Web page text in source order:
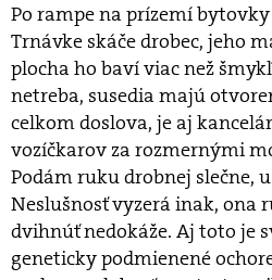
Po rampe na prízemí
Trnávke skáče drobec, jeho
plocha ho baví viac než
netreba, susedia majú
celkom doslova, je aj
vozíčkarov za rozmernými
Podám ruku drobnej slečne,
Neslušnosť vyzerá inak, ona
dvihnúť nedokáže. Aj toto je
geneticky podmienené